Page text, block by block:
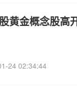
黄金概念股高
24 02:34:44